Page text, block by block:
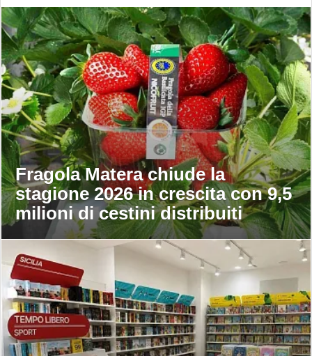
Fragola Matera chiude la
stagione 2026 in crescita con 9,5
milioni di cestini distribuiti